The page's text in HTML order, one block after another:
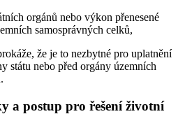
orgánů nebo výkon přenesené
samosprávných celků,
že je to nezbytné pro uplatnění
státu nebo před orgány územních
a postup pro řešení životní